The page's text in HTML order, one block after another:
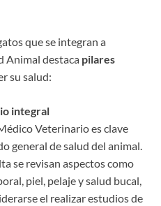
que se integran a
Animal destaca pilares
su salud:
integral
Veterinario es clave
general de salud del animal.
se revisan aspectos como
piel, pelaje y salud bucal,
el realizar estudios de